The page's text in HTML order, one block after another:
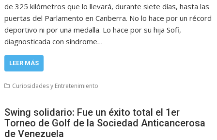
de 325 kilómetros que lo llevará, durante siete días, hasta las
puertas del Parlamento en Canberra. No lo hace por un récord
deportivo ni por una medalla. Lo hace por su hija Sofi,
diagnosticada con síndrome…
LEER MÁS
Curiosidades y Entretenimiento
Swing solidario: Fue un éxito total el 1er
Torneo de Golf de la Sociedad Anticancerosa
de Venezuela